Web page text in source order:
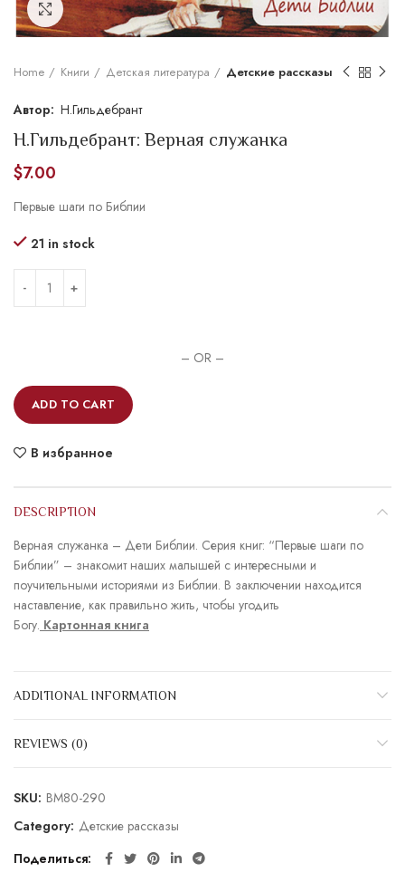
Увеличить
Home Книги Детская литература Детские рассказы
Н.Гильдебрант
Н.Гильдебрант: Верная служанка
$7.00
Первые шаги по Библии
21 in stock
– OR –
ADD TO CART
В избранное
DESCRIPTION
Верная служанка – Дети Библии. Серия книг: “Первые шаги по
Библии” – знакомит наших малышей с интересными и
поучительными историями из Библии. В заключении находится
наставление, как правильно жить, чтобы угодить
Богу. Картонная книга
ADDITIONAL INFORMATION
REVIEWS (0)
SKU: BM80-290
Category: Детские рассказы
Поделиться